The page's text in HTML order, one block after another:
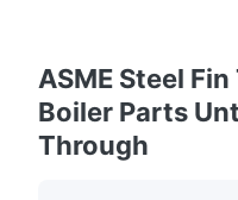
ASME Steel
Boiler Parts
Through